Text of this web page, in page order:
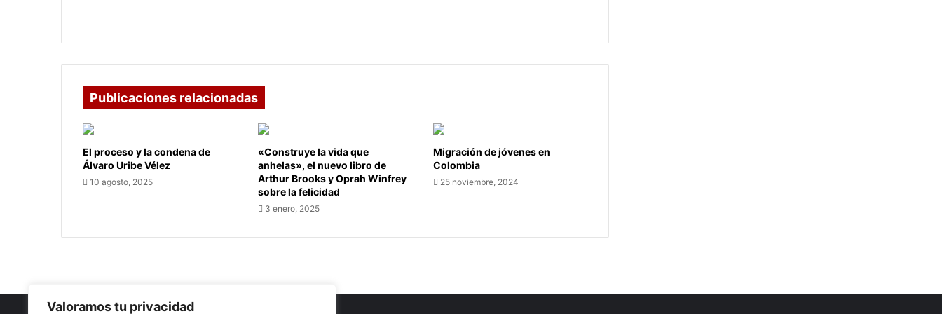
Valoramos tu privacidad
Publicaciones relacionadas
El proceso y la condena de
Álvaro Uribe Vélez
10 agosto, 2025
«Construye la vida que
anhelas», el nuevo libro de
Arthur Brooks y Oprah Winfrey
sobre la felicidad
3 enero, 2025
Migración de jóvenes en
Colombia
25 noviembre, 2024